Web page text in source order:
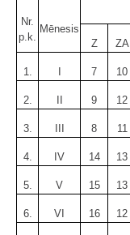
Nr.
p.k.
Mēnesis
Z
ZA
1. 7 10
2. 9 12
3. 8 11
4. IV 14 13
5. V 15 13
6. VI 16 12